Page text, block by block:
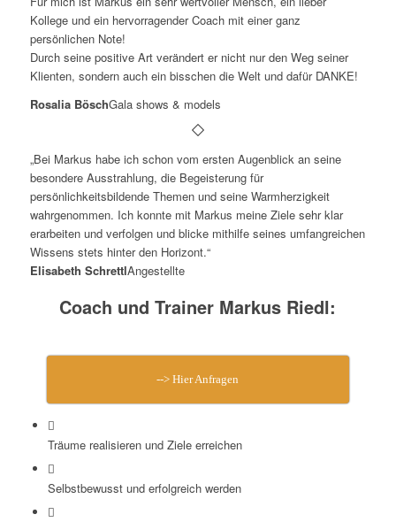
Kollege und ein hervorragender Coach mit einer ganz
persönlichen Note!
Durch seine positive Art verändert er nicht nur den Weg seiner
Klienten, sondern auch ein bisschen die Welt und dafür DANKE!
Rosalia BöschGala shows & models
„Bei Markus habe ich schon vom ersten Augenblick an seine
besondere Ausstrahlung, die Begeisterung für
persönlichkeitsbildende Themen und seine Warmherzigkeit
wahrgenommen. Ich konnte mit Markus meine Ziele sehr klar
erarbeiten und verfolgen und blicke mithilfe seines umfangreichen
Wissens stets hinter den Horizont.“
Elisabeth SchrettlAngestellte
Coach und Trainer Markus Riedl:
--> Hier Anfragen
Träume realisieren und Ziele erreichen
Selbstbewusst und erfolgreich werden